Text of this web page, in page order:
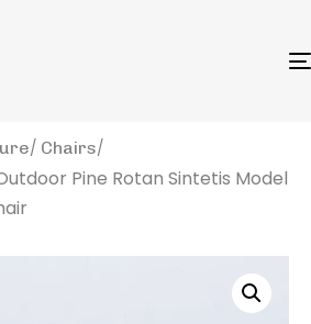
Chairs
Pine Rotan Sintetis Model